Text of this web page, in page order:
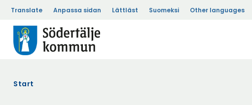
Translate Anpassa sidan Lättläst Suomeksi Other languages
Start